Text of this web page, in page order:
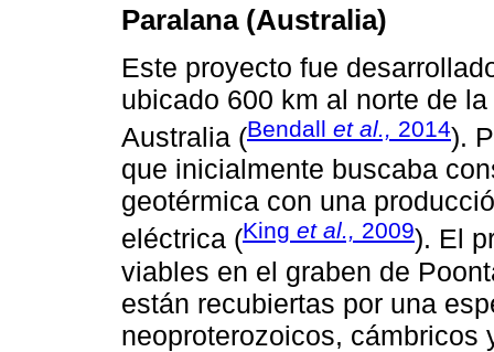
Paralana (Australia)
Este proyecto fue
ubicado 600 km al norte de
Australia (Bendall et al., 2014).
que inicialmente buscaba
geotérmica con una
eléctrica (King et al., 2009). El
viables en el graben de
están recubiertas por una
neoproterozoicos, cámbricos